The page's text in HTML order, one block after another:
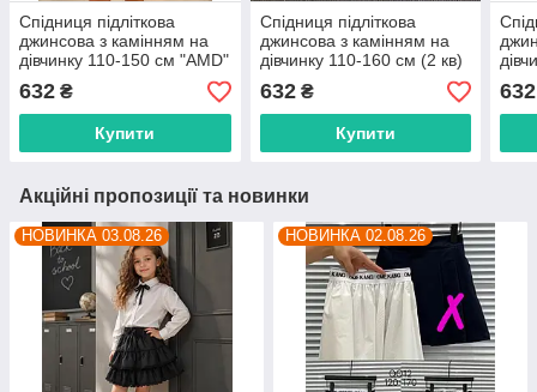
Спідниця підліткова
джинсова з камінням на
дівчинку 110-150 см "AMD"
недорого від прямого
постачальника
632 ₴
Купити
Спідниця підліткова
джинсова з камінням на
дівчинку 110-160 см (2 кв)
"AMD" недорого від
прямого постачальника
632₴
Купити
632
Акційні пропозиції та новинки
НОВИНКА 03.08.26 НОВИНКА 02.08.26